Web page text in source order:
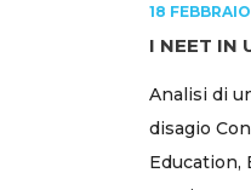
18
I NEET IN
Analisi di
disagio
Education,